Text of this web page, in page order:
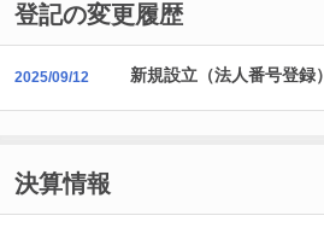
登記の変更履歴
2025/09/12 新規設立（法人番号登録）
決算情報